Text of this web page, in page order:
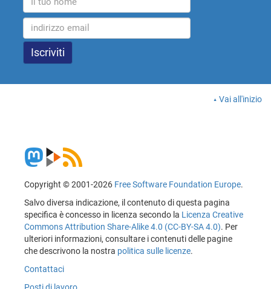
Vai all'inizio
Copyright © 2001-2026 Free Software Foundation Europe.
Salvo diversa indicazione, il contenuto di questa pagina
specifica è concesso in licenza secondo la Licenza Creative
Commons Attribution Share-Alike 4.0 (CC-BY-SA 4.0). Per
ulteriori informazioni, consultare i contenuti delle pagine
che descrivono la nostra politica sulle licenze.
Contattaci